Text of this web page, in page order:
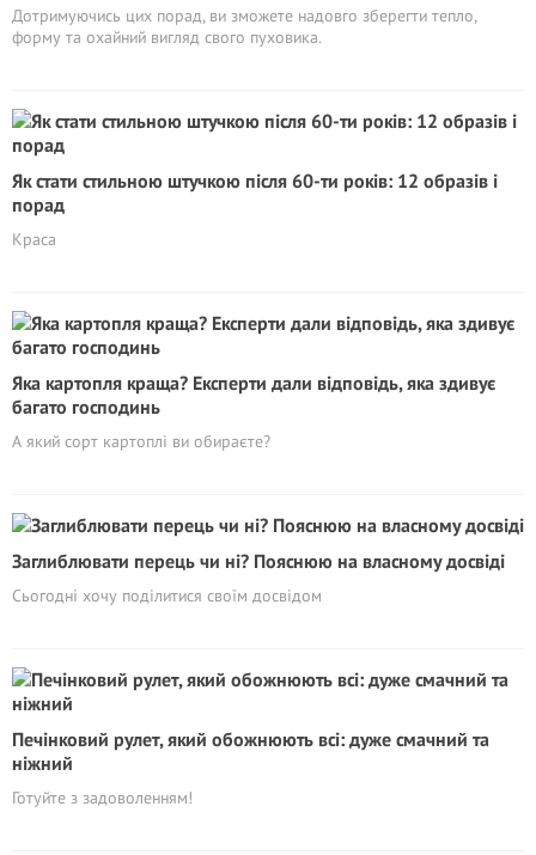
Дотримуючись цих порад, ви зможете надовго зберегти тепло,
форму та охайний вигляд свого пуховика.
Як стати стильною штучкою після 60-ти років: 12 образів і
порад
Краса
Яка картопля краща? Експерти дали відповідь, яка здивує
багато господинь
А який сорт картоплі ви обираєте?
Заглиблювати перець чи ні? Пояснюю на власному досвіді
Сьогодні хочу поділитися своїм досвідом
Печінковий рулет, який обожнюють всі: дуже смачний та
ніжний
Готуйте з задоволенням!